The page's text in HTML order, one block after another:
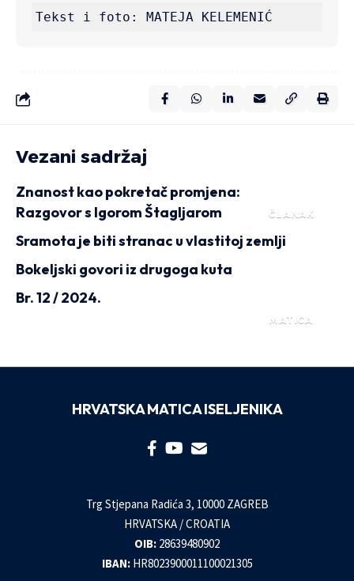
Tekst i foto: MATEJA KELEMENIĆ
Vezani sadržaj
ČLANAK
Znanost kao pokretač promjena:
Razgovor s Igorom Štagljarom
Sramota je biti stranac u vlastitoj zemlji
Bokeljski govori iz drugoga kuta
MATICA
Br. 12 / 2024.
HRVATSKA MATICA ISELJENIKA
Trg Stjepana Radića 3, 10000 ZAGREB
HRVATSKA / CROATIA
OIB: 28639480902
IBAN: HR8023900011100021305